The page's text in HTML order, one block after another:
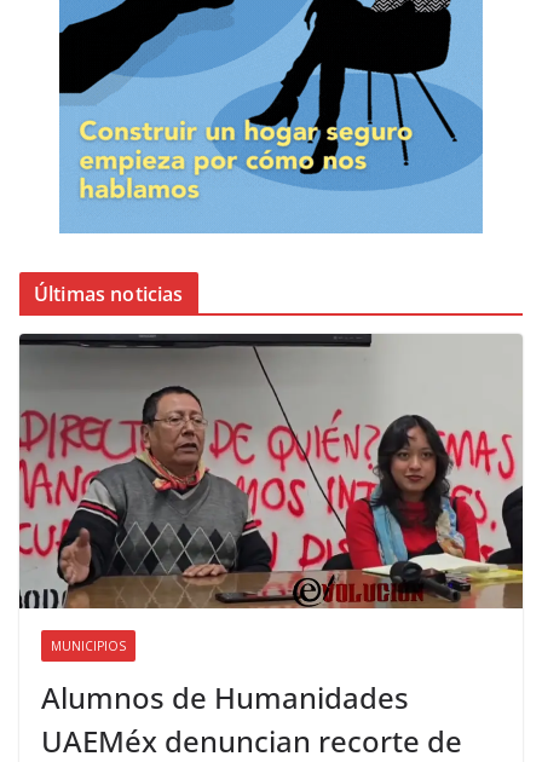
Últimas noticias
MUNICIPIOS
Alumnos de Humanidades
UAEMéx denuncian recorte de